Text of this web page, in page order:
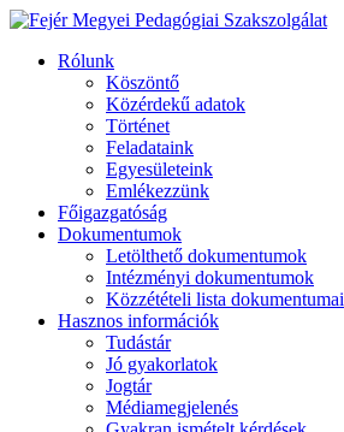
Rólunk
Köszöntő
Közérdekű adatok
Történet
Feladataink
Egyesületeink
Emlékezzünk
Főigazgatóság
Dokumentumok
Letölthető dokumentumok
Intézményi dokumentumok
Közzétételi lista dokumentumai
Hasznos információk
Tudástár
Jó gyakorlatok
Jogtár
Médiamegjelenés